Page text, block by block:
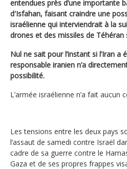
entendues près d’une importante
d'Isfahan, faisant craindre une
israélienne qui interviendrait à la
drones et des missiles de Téhéran
Nul ne sait pour l’instant si l’Iran a
responsable iranien n’a
possibilité.
L’armée israélienne n’a fait aucun
Les tensions entre les deux pays
l’assaut de samedi contre Israël
cadre de sa guerre contre le
Gaza et de ses propres frappes